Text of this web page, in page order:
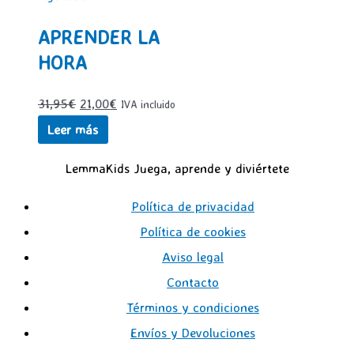
APRENDER LA
HORA
31,95€ El
precio
21,00€ El
21,00€.
IVA incluido
Leer más
LemmaKids Juega, aprende y diviértete
Política de privacidad
Política de cookies
Aviso legal
Contacto
Términos y condiciones
Envíos y Devoluciones